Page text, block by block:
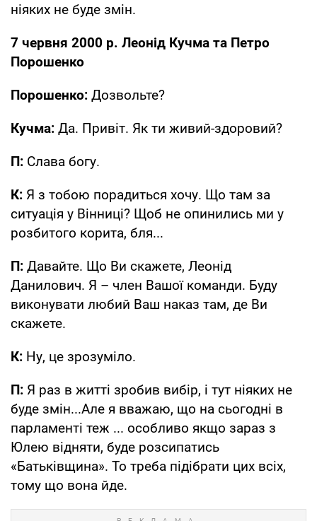
ніяких не буде змін.
7 червня 2000 р. Леонід Кучма та Петро
Порошенко
Порошенко: Дозвольте?
Кучма: Да. Привіт. Як ти живий-здоровий?
П: Слава богу.
К: Я з тобою порадиться хочу. Що там за
ситуація у Вінниці? Щоб не опинились ми у
розбитого корита, бля...
П: Давайте. Що Ви скажете, Леонід
Данилович. Я – член Вашої команди. Буду
виконувати любий Ваш наказ там, де Ви
скажете.
К: Ну, це зрозуміло.
П: Я раз в житті зробив вибір, і тут ніяких не
буде змін...Але я вважаю, що на сьогодні в
парламенті теж ... особливо якщо зараз з
Юлею відняти, буде розсипатись
«Батьківщина». То треба підібрати цих всіх,
тому що вона йде.